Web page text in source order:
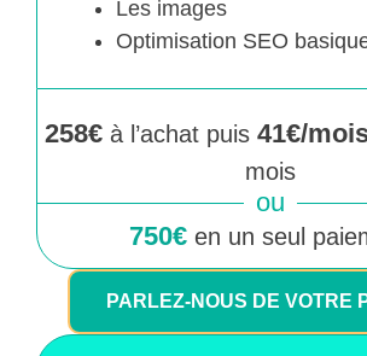
Les images
Optimisation SEO
258€ à l’achat puis 41€/
mois
ou
750€ en un seul
PARLEZ-NOUS DE VOTRE